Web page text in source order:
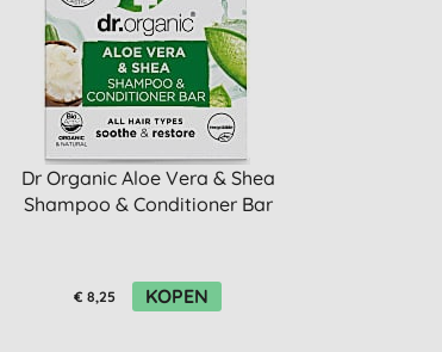
Dr Organic Aloe Vera & Shea
Shampoo & Conditioner Bar
€ 8,25 KOPEN